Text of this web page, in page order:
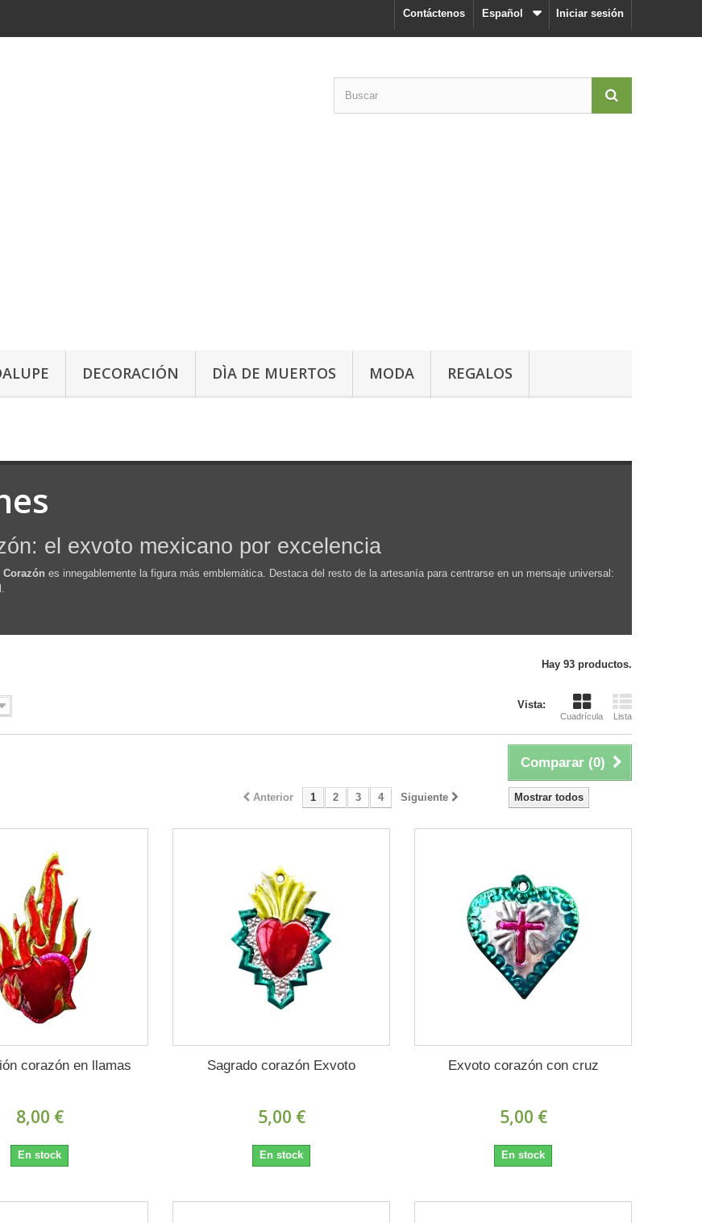
Iniciar sesión
Español
Contáctenos
DECORACIÓN DÌA DE MUERTOS MODA REGALOS
el exvoto mexicano por excelencia
Corazón es innegablemente la figura más emblemática. Destaca del resto de la artesanía para centrarse en un mensaje universal:
Hay 93 productos.
Vista:
Cuadrícula Lista
Comparar (0)
Mostrar todos
Anterior 1 2 3 4 Siguiente
corazón en llamas
8,00 €
En stock
Sagrado corazón Exvoto
5,00 €
En stock
Exvoto corazón con cruz
5,00 €
En stock